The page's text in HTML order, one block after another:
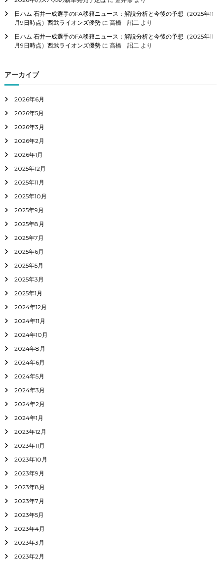
日ハム 石井一成選手のFA移籍ニュース：解説分析と今後の予想（2025年11
月9日時点）西武ライオンズ優勢に 高橋 詔二より
日ハム 石井一成選手のFA移籍ニュース：解説分析と今後の予想（2025年11
月9日時点）西武ライオンズ優勢に 高橋 詔二より
アーカイブ
2026年6月
2026年5月
2026年3月
2026年2月
2026年1月
2025年12月
2025年11月
2025年10月
2025年9月
2025年8月
2025年7月
2025年6月
2025年5月
2025年3月
2025年1月
2024年12月
2024年11月
2024年10月
2024年8月
2024年6月
2024年5月
2024年3月
2024年2月
2024年1月
2023年12月
2023年11月
2023年10月
2023年9月
2023年8月
2023年7月
2023年5月
2023年4月
2023年3月
2023年2月